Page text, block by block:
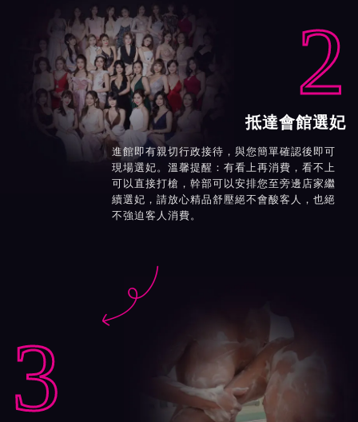
2
抵達會館選妃
進館即有親切行政接待，與您簡單確認後即可
現場選妃。溫馨提醒：有看上再消費，看不上
可以直接打槍，幹部可以安排您至旁邊店家繼
續選妃，請放心精品舒壓絕不會酸客人，也絕
不強迫客人消費。

3